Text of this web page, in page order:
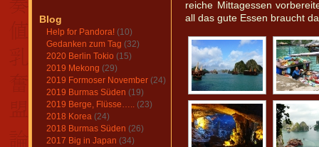
Blog
Help for Pandora! (10)
Gedanken zum Tag (32)
2020 Berlin Tokio (15)
2019 Mekong (29)
2019 Formoser November (24)
2019 Burmas Süden (19)
2019 Berge, Flüsse….. (23)
2018 Korea (24)
2018 Burmas Süden (26)
2017 Big in Japan (34)
reiche Mittagessen
all das gute Essen braucht